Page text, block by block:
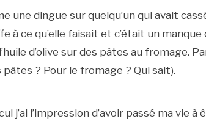
une dingue sur quelqu’un qui avait
à ce qu’elle faisait et c’était un
d’olive sur des pâtes au fromage.
pâtes ? Pour le fromage ? Qui sait).
j’ai l’impression d’avoir passé ma vie